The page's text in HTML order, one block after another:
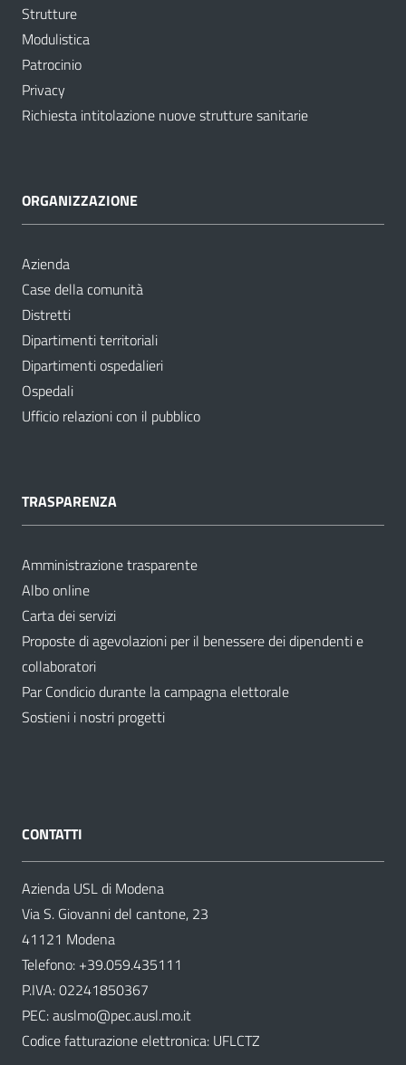
Strutture
Modulistica
Patrocinio
Privacy
Richiesta intitolazione nuove strutture sanitarie
ORGANIZZAZIONE
Azienda
Case della comunità
Distretti
Dipartimenti territoriali
Dipartimenti ospedalieri
Ospedali
Ufficio relazioni con il pubblico
TRASPARENZA
Amministrazione trasparente
Albo online
Carta dei servizi
Proposte di agevolazioni per il benessere dei dipendenti e
collaboratori
Par Condicio durante la campagna elettorale
Sostieni i nostri progetti
CONTATTI
Azienda USL di Modena
Via S. Giovanni del cantone, 23
41121 Modena
Telefono: +39.059.435111
P.IVA: 02241850367
PEC:auslmo@pec.ausl.mo.it
Codice fatturazione elettronica: UFLCTZ